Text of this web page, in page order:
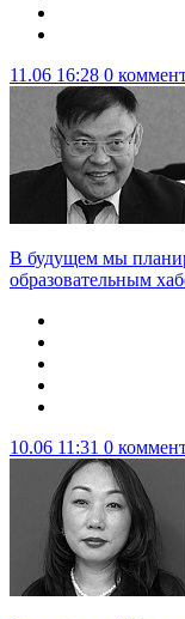
11.06 16:28 0
В будущем мы
образовательным
10.06 11:31 0